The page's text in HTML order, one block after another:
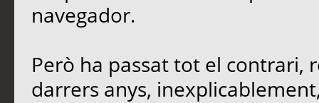
navegador.
Però ha passat tot el contrari,
darrers anys,